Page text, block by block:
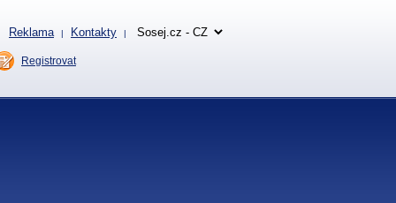
Reklama | Kontakty |
Registrovat